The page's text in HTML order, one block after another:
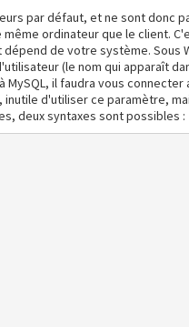
par défaut, et ne sont donc
ordinateur que le client.
de votre système. Sous
(le nom qui apparaît
MySQL, il faudra vous
d'utiliser ce paramètre,
deux syntaxes sont possibles :